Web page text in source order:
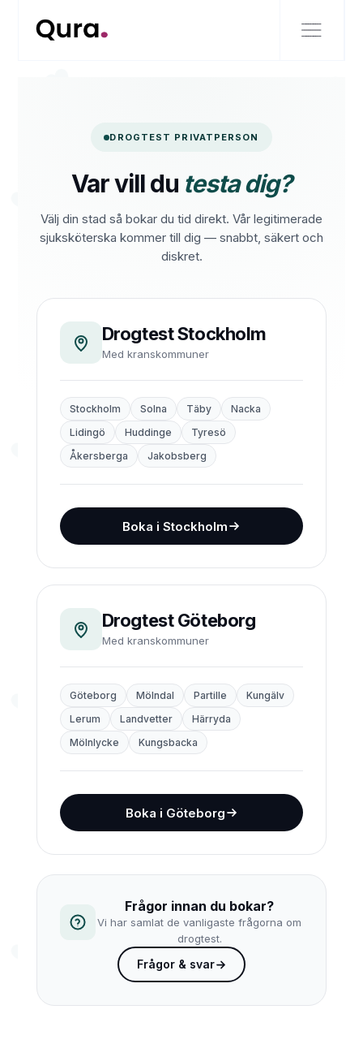
DROGTEST PRIVATPERSON
Var vill du testa dig?
Välj din stad så bokar du tid direkt. Vår legitimerade
sjuksköterska kommer till dig — snabbt, säkert och
diskret.
Drogtest Stockholm
Med kranskommuner
Stockholm Solna Täby
Nacka
Lidingö
Huddinge
Tyresö
Åkersberga
Jakobsberg
Boka i Stockholm
Drogtest Göteborg
Med kranskommuner
Göteborg Mölndal Partille
Kungälv
Lerum
Landvetter
Härryda
Mölnlycke
Kungsbacka
Boka i Göteborg
Frågor innan du bokar?
Vi har samlat de vanligaste frågorna om
drogtest.
Frågor & svar